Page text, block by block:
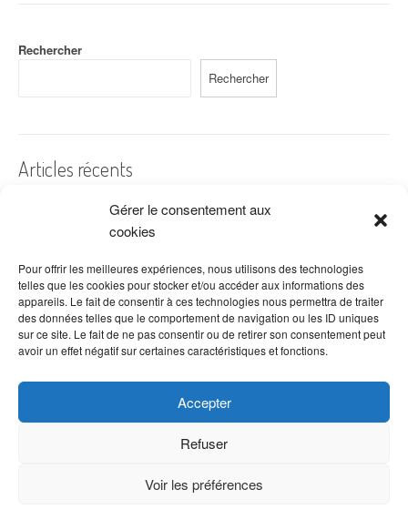
Gérer le consentement aux
cookies
Pour offrir les meilleures expériences, nous utilisons des technologies
telles que les cookies pour stocker et/ou accéder aux informations des
appareils. Le fait de consentir à ces technologies nous permettra de traiter
des données telles que le comportement de navigation ou les ID uniques
sur ce site. Le fait de ne pas consentir ou de retirer son consentement peut
avoir un effet négatif sur certaines caractéristiques et fonctions.
Accepter
Refuser
Voir les préférences
Rechercher
Rechercher
Articles récents
A quelles dates de l’année offre-t-on des fleurs ?
Les fleurs préférées des Français
Combien de fois arroser un cactus ?
Quelles fleurs offrir pour la fête des mères ?
Idées de décoration avec fleurs séchées